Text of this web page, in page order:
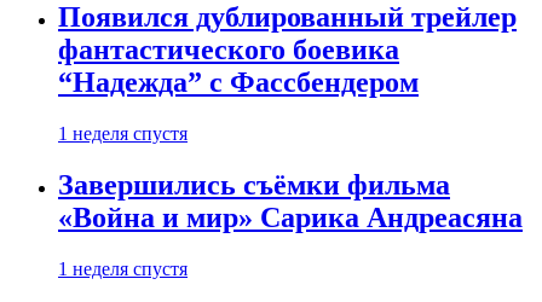
Появился дублированный трейлер
фантастического боевика
“Надежда” с Фассбендером
1 неделя спустя
Завершились съёмки фильма
«Война и мир» Сарика Андреасяна
1 неделя спустя